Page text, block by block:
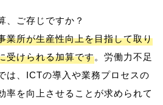
、ご存じですか？
業所が生産性向上を目指して取り
受けられる加算です。労働力不足
は、ICTの導入や業務プロセスの
率を向上させることが求められて